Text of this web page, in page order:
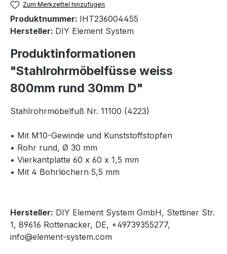
Zum Merkzettel hinzufügen
Produktnummer: IHT236004455
Hersteller: DIY Element System
Produktinformationen
"Stahlrohrmöbelfüsse weiss
800mm rund 30mm D"
Stahlrohrmöbelfuß Nr. 11100 (4223)
• Mit M10-Gewinde und Kunststoffstopfen
• Rohr rund, Ø 30 mm
• Vierkantplatte 60 x 60 x 1,5 mm
• Mit 4 Bohrlöchern 5,5 mm
Hersteller: DIY Element System GmbH, Stettiner Str.
1, 89616 Rottenacker, DE, +49739355277,
info@element-system.com